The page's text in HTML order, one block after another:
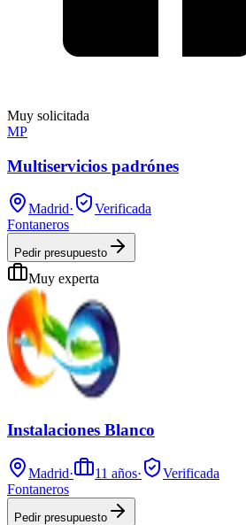
Muy solicitada
MP
Multiservicios padrónes
Madrid·
Verificada
Fontaneros
Pedir presupuesto
Muy experta
Instalaciones Blanco
Madrid· 11 años·
Verificada
Fontaneros
Pedir presupuesto